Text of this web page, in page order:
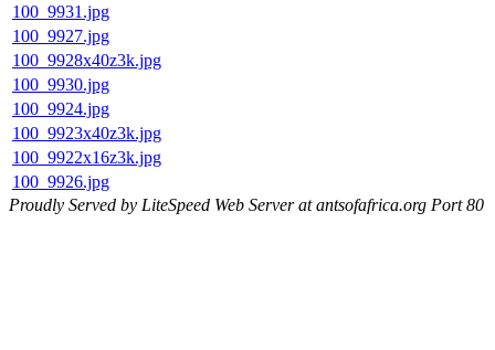
100_9931.jpg
100_9927.jpg
100_9928x40z3k.jpg
100_9930.jpg
100_9924.jpg
100_9923x40z3k.jpg
100_9922x16z3k.jpg
100_9926.jpg
Proudly Served by LiteSpeed Web Server at antsofafrica.org Port 80